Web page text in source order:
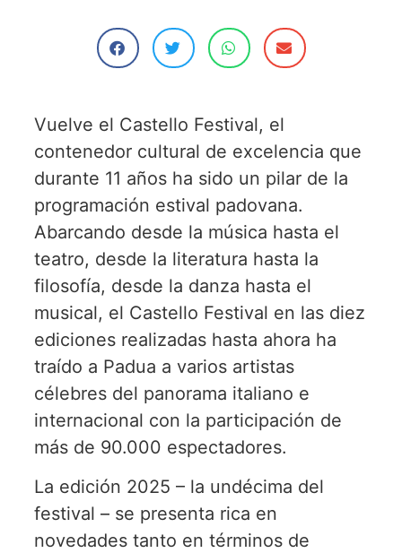
Vuelve el Castello Festival, el
contenedor cultural de excelencia que
durante 11 años ha sido un pilar de la
programación estival padovana.
Abarcando desde la música hasta el
teatro, desde la literatura hasta la
filosofía, desde la danza hasta el
musical, el Castello Festival en las diez
ediciones realizadas hasta ahora ha
traído a Padua a varios artistas
célebres del panorama italiano e
internacional con la participación de
más de 90.000 espectadores.
La edición 2025 – la undécima del
festival – se presenta rica en
novedades tanto en términos de